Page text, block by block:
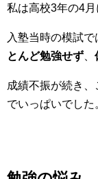
私は高校3年の4月
入塾当時の模試
とんど勉強せず
成績不振が続き
でいっぱいでした